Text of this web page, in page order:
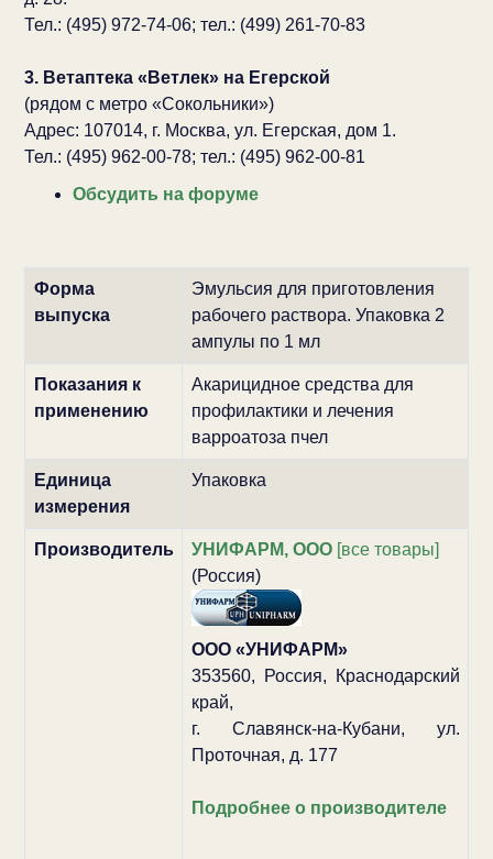
Тел.: (495) 972-74-06; тел.: (499) 261-70-83
3. Ветаптека «Ветлек» на Егерской
(рядом с метро «Сокольники»)
Адрес: 107014, г. Москва, ул. Егерская, дом 1.
Тел.: (495) 962-00-78; тел.: (495) 962-00-81
Обсудить на форуме
Форма
выпуска
Эмульсия для приготовления
рабочего раствора. Упаковка 2
ампулы по 1 мл
Показания к
применению
Акарицидное средства для
профилактики и лечения
варроатоза пчел
Единица
измерения
Упаковка
Производитель УНИФАРМ, ООО[все товары]
(Россия)
ООО «УНИФАРМ»
353560, Россия, Краснодарский
край,
г. Славянск-на-Кубани, ул.
Проточная, д. 177
Подробнее о производителе